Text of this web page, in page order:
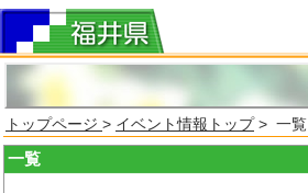
トップページ > イベント情報トップ> 一覧
一覧